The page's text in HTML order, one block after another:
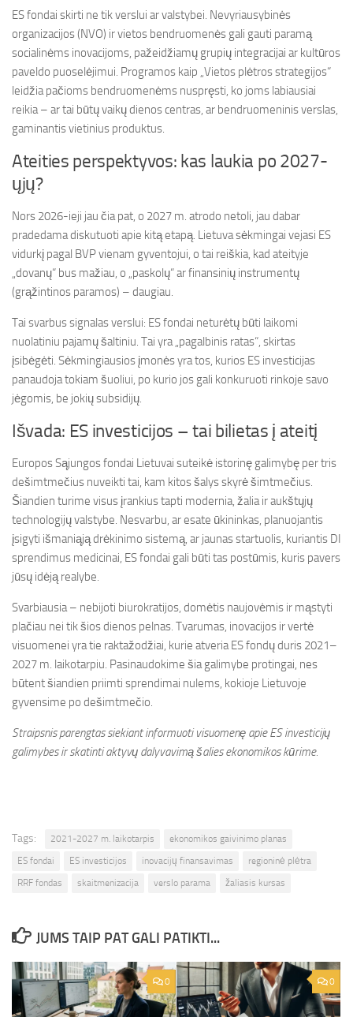
ES fondai skirti ne tik verslui ar valstybei. Nevyriausybinės
organizacijos (NVO) ir vietos bendruomenės gali gauti paramą
socialinėms inovacijoms, pažeidžiamų grupių integracijai ar kultūros
paveldo puoselėjimui. Programos kaip „Vietos plėtros strategijos“
leidžia pačioms bendruomenėms nuspręsti, ko joms labiausiai
reikia – ar tai būtų vaikų dienos centras, ar bendruomeninis verslas,
gaminantis vietinius produktus.
Ateities perspektyvos: kas laukia po 2027-
ųjų?
Nors 2026-ieji jau čia pat, o 2027 m. atrodo netoli, jau dabar
pradedama diskutuoti apie kitą etapą. Lietuva sėkmingai vejasi ES
vidurkį pagal BVP vienam gyventojui, o tai reiškia, kad ateityje
„dovanų“ bus mažiau, o „paskolų“ ar finansinių instrumentų
(grąžintinos paramos) – daugiau.
Tai svarbus signalas verslui: ES fondai neturėtų būti laikomi
nuolatiniu pajamų šaltiniu. Tai yra „pagalbinis ratas“, skirtas
įsibėgėti. Sėkmingiausios įmonės yra tos, kurios ES investicijas
panaudoja tokiam šuoliui, po kurio jos gali konkuruoti rinkoje savo
jėgomis, be jokių subsidijų.
Išvada: ES investicijos – tai bilietas į ateitį
Europos Sąjungos fondai Lietuvai suteikė istorinę galimybę per tris
dešimtmečius nuveikti tai, kam kitos šalys skyrė šimtmečius.
Šiandien turime visus įrankius tapti modernia, žalia ir aukštųjų
technologijų valstybe. Nesvarbu, ar esate ūkininkas, planuojantis
įsigyti išmaniąją drėkinimo sistemą, ar jaunas startuolis, kuriantis DI
sprendimus medicinai, ES fondai gali būti tas postūmis, kuris pavers
jūsų idėją realybe.
Svarbiausia – nebijoti biurokratijos, domėtis naujovėmis ir mąstyti
plačiau nei tik šios dienos pelnas. Tvarumas, inovacijos ir vertė
visuomenei yra tie raktažodžiai, kurie atveria ES fondų duris 2021–
2027 m. laikotarpiu. Pasinaudokime šia galimybe protingai, nes
būtent šiandien priimti sprendimai nulems, kokioje Lietuvoje
gyvensime po dešimtmečio.
Straipsnis parengtas siekiant informuoti visuomenę apie ES investicijų
galimybes ir skatinti aktyvų dalyvavimą šalies ekonomikos kūrime.
Tags: 2021-2027 m. laikotarpis
ekonomikos gaivinimo planas
ES fondai
ES investicijos inovacijų finansavimas
regioninė plėtra
RRF fondas
skaitmenizacija verslo parama žaliasis kursas
JUMS TAIP PAT GALI PATIKTI...
0 0